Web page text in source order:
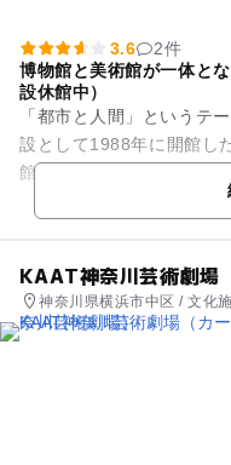
3.6
2件
博物館と美術館が一体と
設休館中）
「都市と人間」というテ
設として1988年に開館し
館では川崎の成り立ちと
資料で紹介し、美術館で...
KAAT神奈川芸術劇場
神奈川県横浜市中区 / 文化